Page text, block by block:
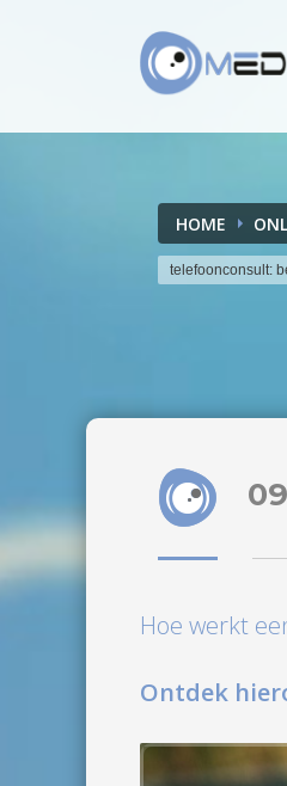
HOME
telefoonconsult:
Hoe werkt
Ontdek